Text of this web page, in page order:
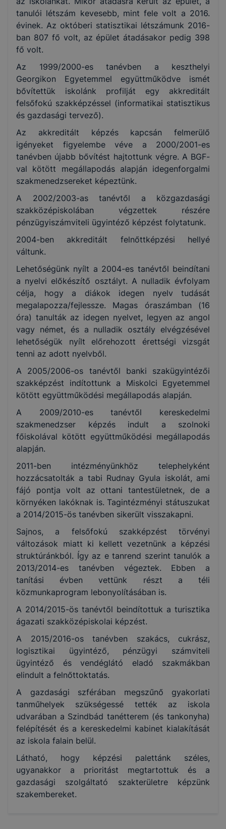
tanulói létszám kevesebb, mint fele volt a 2016.
évinek. Az októberi statisztikai létszámunk 2016-
ban 807 fő volt, az épület átadásakor pedig 398
fő volt.
Az 1999/2000-es tanévben a keszthelyi
Georgikon Egyetemmel együttműködve ismét
bővítettük iskolánk profilját egy akkreditált
felsőfokú szakképzéssel (informatikai statisztikus
és gazdasági tervező).
Az akkreditált képzés kapcsán felmerülő
igényeket figyelembe véve a 2000/2001-es
tanévben újabb bővítést hajtottunk végre. A BGF-
val kötött megállapodás alapján idegenforgalmi
szakmenedzsereket képeztünk.
A 2002/2003-as tanévtől a közgazdasági
szakközépiskolában végzettek részére
pénzügyiszámviteli ügyintéző képzést folytatunk.
2004-ben akkreditált felnőttképzési hellyé
váltunk.
Lehetőségünk nyílt a 2004-es tanévtől beindítani
a nyelvi előkészítő osztályt. A nulladik évfolyam
célja, hogy a diákok idegen nyelv tudását
megalapozza/fejlessze. Magas óraszámban (16
óra) tanulták az idegen nyelvet, legyen az angol
vagy német, és a nulladik osztály elvégzésével
lehetőségük nyílt előrehozott érettségi vizsgát
tenni az adott nyelvből.
A 2005/2006-os tanévtől banki szakügyintézői
szakképzést indítottunk a Miskolci Egyetemmel
kötött együttműködési megállapodás alapján.
A 2009/2010-es tanévtől kereskedelmi
szakmenedzser képzés indult a szolnoki
főiskolával kötött együttműködési megállapodás
alapján.
2011-ben intézményünkhöz telephelyként
hozzácsatolták a tabi Rudnay Gyula iskolát, ami
fájó pontja volt az ottani tantestületnek, de a
környéken lakóknak is. Tagintézményi státuszukat
a 2014/2015-ös tanévben sikerült visszakapni.
Sajnos, a felsőfokú szakképzést törvényi
változások miatt ki kellett vezetnünk a képzési
struktúránkból. Így az e tanrend szerint tanulók a
2013/2014-es tanévben végeztek. Ebben a
tanítási évben vettünk részt a téli
közmunkaprogram lebonyolításában is.
A 2014/2015-ös tanévtől beindítottuk a turisztika
ágazati szakközépiskolai képzést.
A 2015/2016-os tanévben szakács, cukrász,
logisztikai ügyintéző, pénzügyi számviteli
ügyintéző és vendéglátó eladó szakmákban
elindult a felnőttoktatás.
A gazdasági szférában megszűnő gyakorlati
tanműhelyek szükségessé tették az iskola
udvarában a Szindbád tanétterem (és tankonyha)
felépítését és a kereskedelmi kabinet kialakítását
az iskola falain belül.
Látható, hogy képzési palettánk széles,
ugyanakkor a prioritást megtartottuk és a
gazdasági szolgáltató szakterületre képzünk
szakembereket.